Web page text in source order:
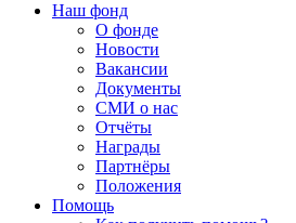
Наш фонд
О фонде
Новости
Вакансии
Документы
СМИ о нас
Отчёты
Награды
Партнёры
Положения
Помощь